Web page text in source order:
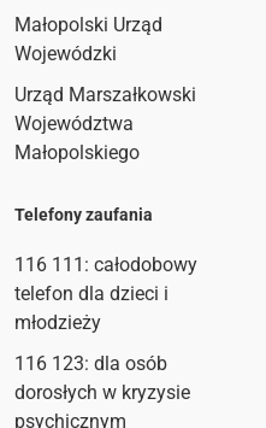
Małopolski Urząd
Wojewódzki
Urząd Marszałkowski
Województwa
Małopolskiego
Telefony zaufania
116 111 : całodobowy
telefon dla dzieci i
młodzieży
116 123: dla osób
dorosłych w kryzysie
psychicznym